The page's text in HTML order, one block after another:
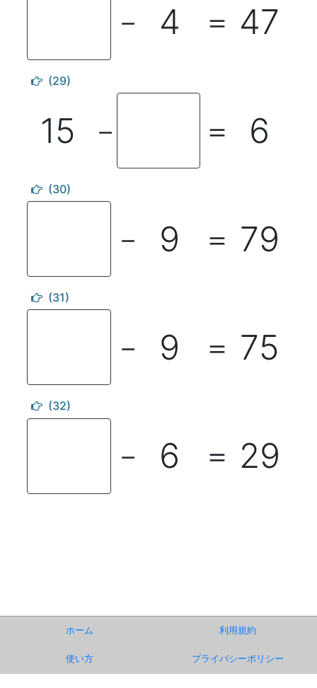
－ 4 ＝ 47
(29)
15 － ＝ 6
(30)
－ 9 ＝ 79
(31)
－ 9 ＝ 75
(32)
－ 6 ＝ 29
ホーム
使い方
利用規約
プライバシーポリシー